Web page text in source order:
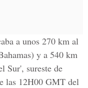
a unos 270 km al
y a 540 km
Sur', sureste de
las 12H00 GMT del